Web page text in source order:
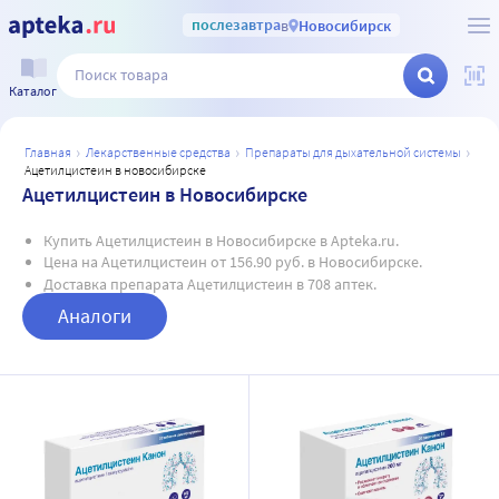
послезавтрав Новосибирск
Каталог
главная лекарственные средства
препараты для дыхательной системы
ацетилцистеин в новосибирске
Ацетилцистеин в Новосибирске
Купить Ацетилцистеин в Новосибирске в Apteka.ru.
Цена на Ацетилцистеин от 156.90 руб. в Новосибирске.
Доставка препарата Ацетилцистеин в 708 аптек.
Аналоги